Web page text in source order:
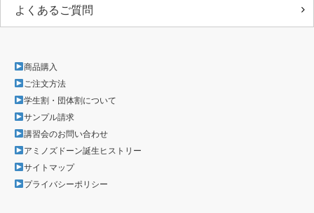
よくあるご質問
商品購入
ご注文方法
学生割・団体割について
サンプル請求
講習会のお問い合わせ
アミノズドーン誕生ヒストリー
サイトマップ
プライバシーポリシー